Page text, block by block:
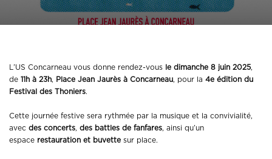
L’US Concarneau vous donne rendez-vous le dimanche 8 juin 2025,
de 11h à 23h, Place Jean Jaurès à Concarneau, pour la 4e édition du
Festival des Thoniers.
Cette journée festive sera rythmée par la musique et la convivialité,
avec des concerts, des battles de fanfares, ainsi qu’un
espace restauration et buvette sur place.